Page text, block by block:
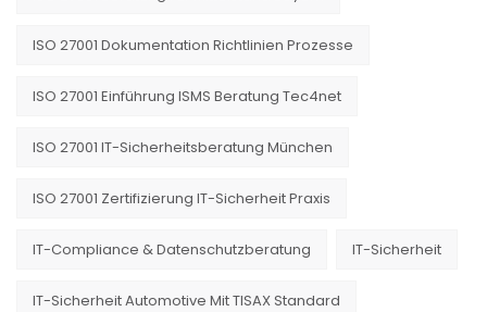
ISO 27001 Dokumentation Richtlinien Prozesse
ISO 27001 Einführung ISMS Beratung Tec4net
ISO 27001 IT-Sicherheitsberatung München
ISO 27001 Zertifizierung IT-Sicherheit Praxis
IT-Compliance & Datenschutzberatung IT-Sicherheit
IT-Sicherheit Automotive Mit TISAX Standard